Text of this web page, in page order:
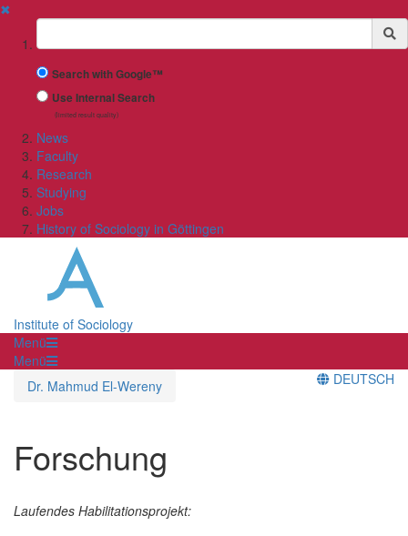
✖
Suchbegriff
Search with Google™
Use Internal Search
(limited result quality)
News
Faculty
Research
Studying
Jobs
History of Sociology in Göttingen
Institute of Sociology
Menü
Menü
Dr. Mahmud El-Wereny
DEUTSCH
Forschung
Laufendes Habilitationsprojekt: